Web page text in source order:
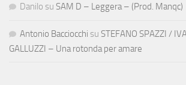
Danilo su SAM D – Leggera – (Prod. Manqc)
Antonio Bacciocchi su STEFANO SPAZZI /
GALLUZZI – Una rotonda per amare